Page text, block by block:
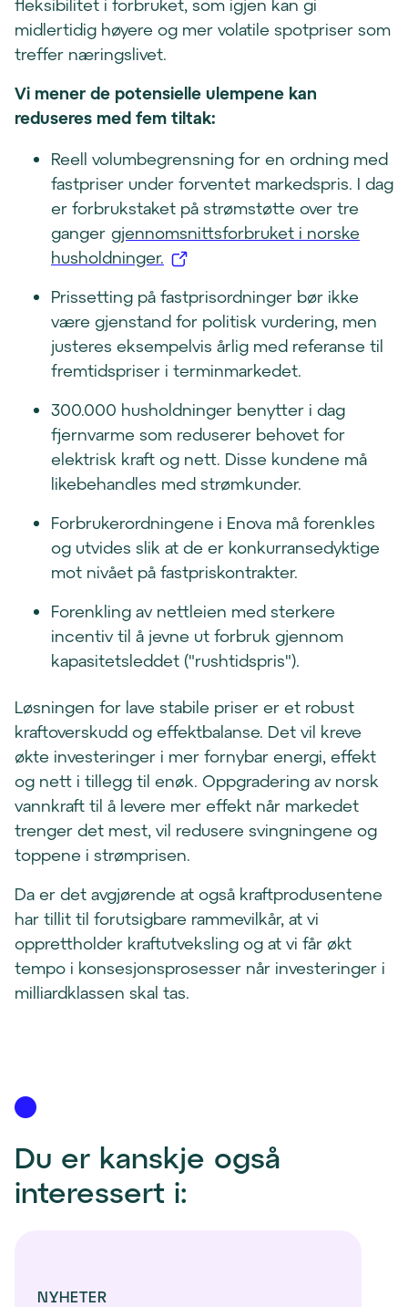
s
y
n
)
fleksibilitet i forbruket, som igjen kan gi
midlertidig høyere og mer volatile spotpriser som
treffer næringslivet.
Vi mener de potensielle ulempene kan
reduseres med fem tiltak:
Reell volumbegrensning for en ordning med
fastpriser under forventet markedspris. I dag
er forbrukstaket på strømstøtte over tre
ganger gjennomsnittsforbruket i norske
husholdninger.
p
n
e
s
i
n
y
t
v
i
n
Prissetting på fastprisordninger bør ikke
være gjenstand for politisk vurdering, men
justeres eksempelvis årlig med referanse til
fremtidspriser i terminmarkedet.
300.000 husholdninger benytter i dag
fjernvarme som reduserer behovet for
elektrisk kraft og nett. Disse kundene må
likebehandles med strømkunder.
Forbrukerordningene i Enova må forenkles
og utvides slik at de er konkurransedyktige
mot nivået på fastpriskontrakter.
Forenkling av nettleien med sterkere
incentiv til å jevne ut forbruk gjennom
kapasitetsleddet ("rushtidspris").
Løsningen for lave stabile priser er et robust
kraftoverskudd og effektbalanse. Det vil kreve
økte investeringer i mer fornybar energi, effekt
og nett i tillegg til enøk. Oppgradering av norsk
vannkraft til å levere mer effekt når markedet
trenger det mest, vil redusere svingningene og
toppene i strømprisen.
Da er det avgjørende at også kraftprodusentene
har tillit til forutsigbare rammevilkår, at vi
opprettholder kraftutveksling og at vi får økt
tempo i konsesjonsprosesser når investeringer i
milliardklassen skal tas.
Du er kanskje også
interessert i:
NYHETER